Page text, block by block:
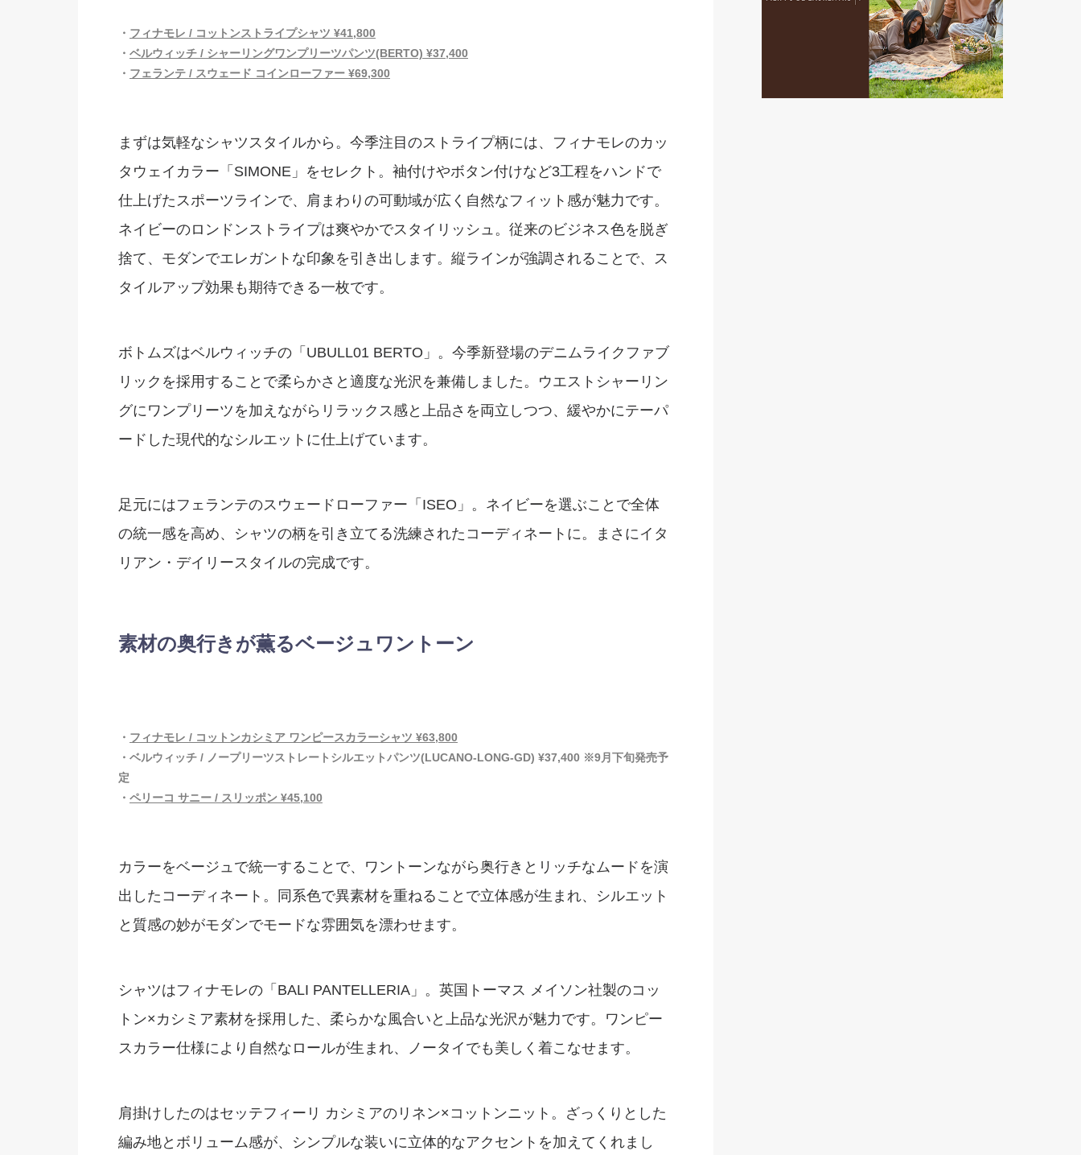
・ フィナモレ / コットンストライプシャツ ¥41,800
・ ベルウィッチ / シャーリングワンプリーツパンツ(BERTO) ¥37,400
・ フェランテ / スウェード コインローファー ¥69,300
まずは気軽なシャツスタイルから。今季注目のストライプ柄には、フィナモレのカッ
タウェイカラー「SIMONE」をセレクト。袖付けやボタン付けなど3工程をハンドで
仕上げたスポーツラインで、肩まわりの可動域が広く自然なフィット感が魅力です。
ネイビーのロンドンストライプは爽やかでスタイリッシュ。従来のビジネス色を脱ぎ
捨て、モダンでエレガントな印象を引き出します。縦ラインが強調されることで、ス
タイルアップ効果も期待できる一枚です。
ボトムズはベルウィッチの「UBULL01 BERTO」。今季新登場のデニムライクファブ
リックを採用することで柔らかさと適度な光沢を兼備しました。ウエストシャーリン
グにワンプリーツを加えながらリラックス感と上品さを両立しつつ、緩やかにテーパ
ードした現代的なシルエットに仕上げています。
足元にはフェランテのスウェードローファー「ISEO」。ネイビーを選ぶことで全体
の統一感を高め、シャツの柄を引き立てる洗練されたコーディネートに。まさにイタ
リアン・デイリースタイルの完成です。
素材の奥行きが薫るベージュワントーン
・ フィナモレ / コットンカシミア ワンピースカラーシャツ ¥63,800
・ベルウィッチ / ノープリーツストレートシルエットパンツ(LUCANO-LONG-GD) ¥37,400 ※9月下旬発売予
定
・ ペリーコ サニー / スリッポン ¥45,100
カラーをベージュで統一することで、ワントーンながら奥行きとリッチなムードを演
出したコーディネート。同系色で異素材を重ねることで立体感が生まれ、シルエット
と質感の妙がモダンでモードな雰囲気を漂わせます。
シャツはフィナモレの「BALI PANTELLERIA」。英国トーマス メイソン社製のコッ
トン×カシミア素材を採用した、柔らかな風合いと上品な光沢が魅力です。ワンピー
スカラー仕様により自然なロールが生まれ、ノータイでも美しく着こなせます。
肩掛けしたのはセッテフィーリ カシミアのリネン×コットンニット。ざっくりとした
編み地とボリューム感が、シンプルな装いに立体的なアクセントを加えてくれまし